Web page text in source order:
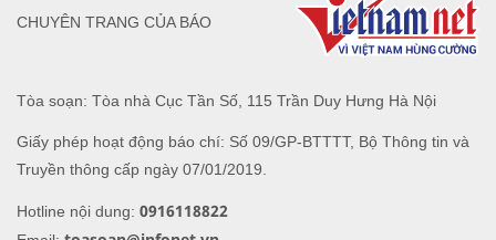
Tòa soạn: Tòa nhà Cục Tần Số, 115 Trần Duy Hưng Hà Nội
Giấy phép hoạt động báo chí: Số 09/GP-BTTTT, Bộ Thông tin và
Truyền thông cấp ngày 07/01/2019.
Hotline nội dung: 0916118822
CHUYÊN TRANG CỦA BÁO